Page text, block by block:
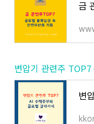
변압기 관련주